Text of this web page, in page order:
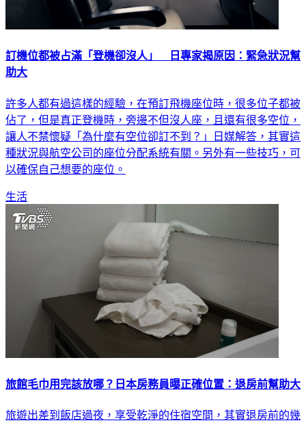
訂機位都被占滿「登機卻沒人」 日專家揭原因：緊急狀況幫
助大
許多人都有過這樣的經驗，在預訂飛機座位時，很多位子都被
佔了，但是真正登機時，旁邊不但沒人座，且還有很多空位，
讓人不禁懷疑「為什麼有空位卻訂不到？」日媒解答，其實這
種狀況與航空公司的座位分配系統有關。另外有一些技巧，可
以確保自己想要的座位。
生活
旅館毛巾用完該放哪？日本房務員曝正確位置：退房前幫助大
旅遊出差到飯店過夜，享受乾淨的住宿空間，其實退房前的幾